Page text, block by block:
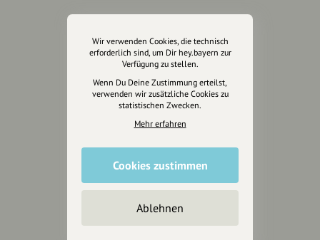
Impressum
Datenschutz
AGB
Cookies zurücksetzen
Mediakit
Wir verwenden Cookies, die technisch
erforderlich sind, um Dir hey.bayern zur
Verfügung zu stellen.
Wenn Du Deine Zustimmung erteilst,
verwenden wir zusätzliche Cookies zu
statistischen Zwecken.
Mehr erfahren
Cookies zustimmen
Ablehnen